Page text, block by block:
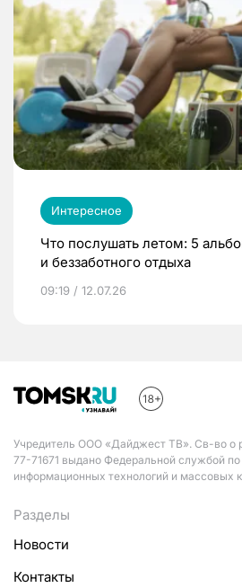
Интересное
Что послушать летом: 5
и беззаботного отдыха
09:19 / 12.07.26
Учредитель ООО «Дайджест ТВ». Св-во
77-71671 выдано Федеральной службой по
информационных технологий и массовых
Разделы
Новости
Контакты